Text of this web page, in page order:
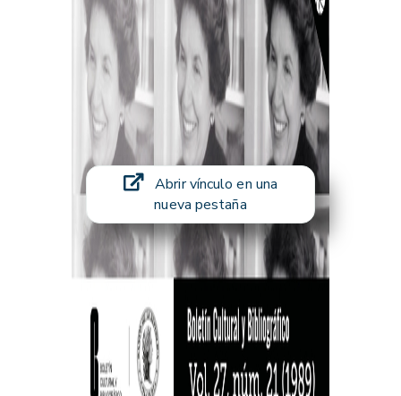
Abrir vínculo en una
nueva pestaña